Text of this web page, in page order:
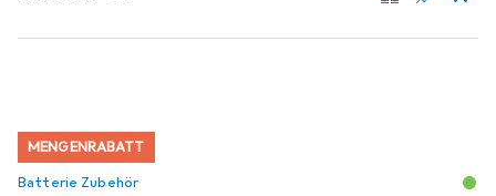
MENGENRABATT
Batterie Zubehör